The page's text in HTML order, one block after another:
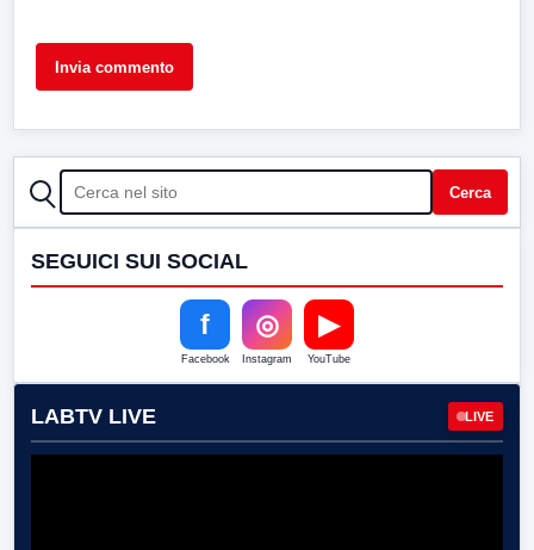
CERCA Cerca
SEGUICI SUI SOCIAL
f
Facebook
◎
Instagram
▶
YouTube
LABTV LIVE LIVE